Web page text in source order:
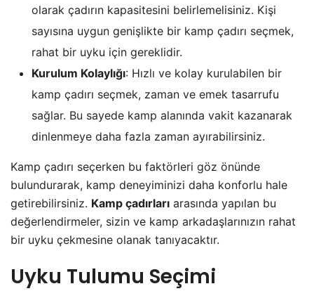
olarak çadırın kapasitesini belirlemelisiniz. Kişi
sayısına uygun genişlikte bir kamp çadırı seçmek,
rahat bir uyku için gereklidir.
Kurulum Kolaylığı: Hızlı ve kolay kurulabilen bir
kamp çadırı seçmek, zaman ve emek tasarrufu
sağlar. Bu sayede kamp alanında vakit kazanarak
dinlenmeye daha fazla zaman ayırabilirsiniz.
Kamp çadırı seçerken bu faktörleri göz önünde
bulundurarak, kamp deneyiminizi daha konforlu hale
getirebilirsiniz. Kamp çadırları arasında yapılan bu
değerlendirmeler, sizin ve kamp arkadaşlarınızın rahat
bir uyku çekmesine olanak tanıyacaktır.
Uyku Tulumu Seçimi